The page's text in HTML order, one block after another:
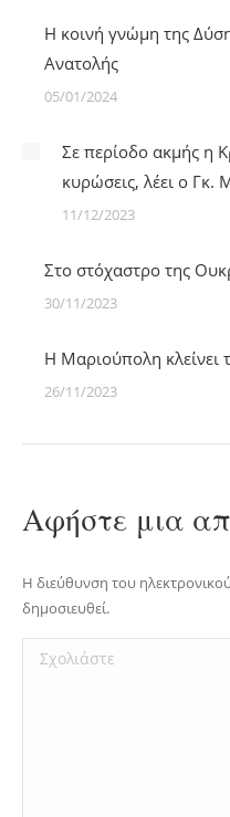
Η κοινή γνώμη της
Ανατολής
05/01/2024
Σε περίοδο ακμής η
κυρώσεις, λέει ο Γκ.
11/12/2023
Στο στόχαστρο της
30/11/2023
Η Μαριούπολη κλείνει
26/11/2023
Αφήστε μια
Η διεύθυνση του
δημοσιευθεί.
Σχολιάστε